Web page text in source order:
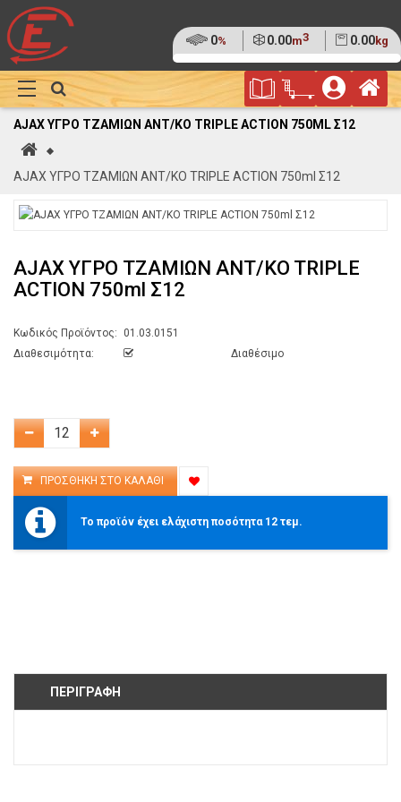
Ποσοστό
της
παλέτας
0% Όγκος
0.00m3 Βάρος
0.00kg
(0%)
Φυλλάδιο
Προσφορών
Καλάθι
Αγορών
Show
Megamenu
AJAX ΥΓΡΟ ΤΖΑΜΙΩΝ ANT/KO TRIPLE ACTION 750ML Σ12
Αρχική
AJAX ΥΓΡΟ ΤΖΑΜΙΩΝ ANT/KO TRIPLE ACTION 750ml Σ12
AJAX ΥΓΡΟ ΤΖΑΜΙΩΝ ANT/KO TRIPLE
ACTION 750ml Σ12
Κωδικός Προϊόντος:
01.03.0151
Διαθεσιμότητα:
Διαθέσιμο
Το προϊόν έχει ελάχιστη ποσότητα 12 τεμ.
ΠΕΡΙΓΡΑΦΉ